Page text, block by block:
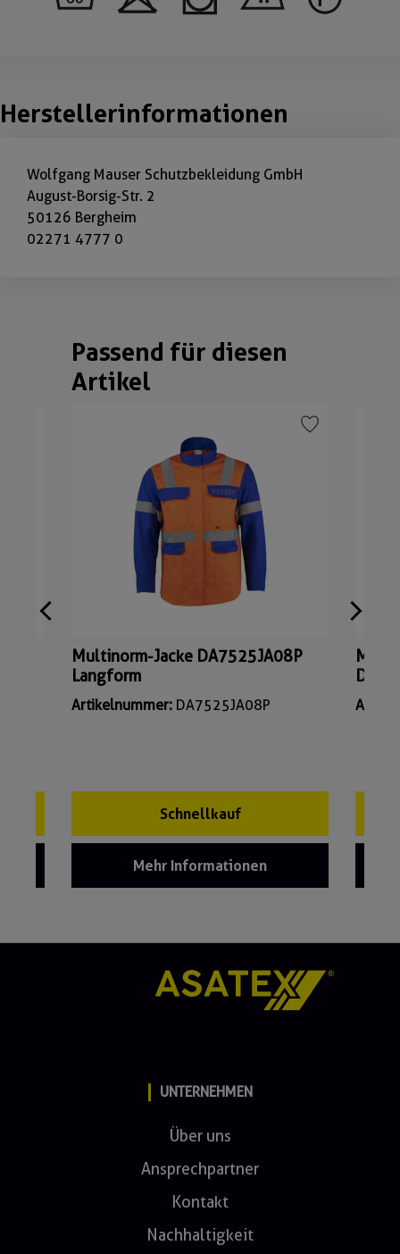
Herstellerinformationen
Wolfgang Mauser Schutzbekleidung GmbH
August-Borsig-Str. 2
50126 Bergheim
02271 4777 0
Produktgalerie überspringen
Passend für diesen
Artikel
Multinorm-Jacke DA7525JA08P
Langform
Artikelnummer: DA7525JA08P
Schnellkauf
Mehr Informationen
UNTERNEHMEN
Über uns
Ansprechpartner
Kontakt
Nachhaltigkeit